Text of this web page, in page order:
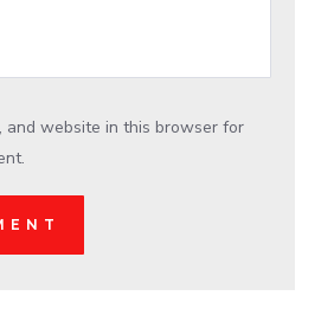
and website in this browser for